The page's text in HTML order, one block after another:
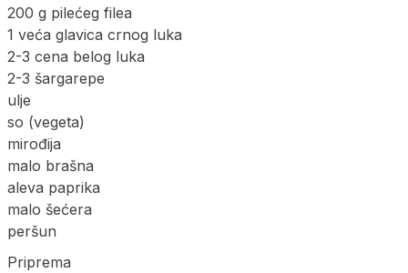
200 g pilećeg filea
1 veća glavica crnog luka
2-3 cena belog luka
2-3 šargarepe
ulje
so (vegeta)
mirođija
malo brašna
aleva paprika
malo šećera
peršun
Priprema